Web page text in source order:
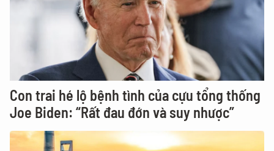
Con trai hé lộ bệnh tình của cựu tổng thống
Joe Biden: “Rất đau đớn và suy nhược”